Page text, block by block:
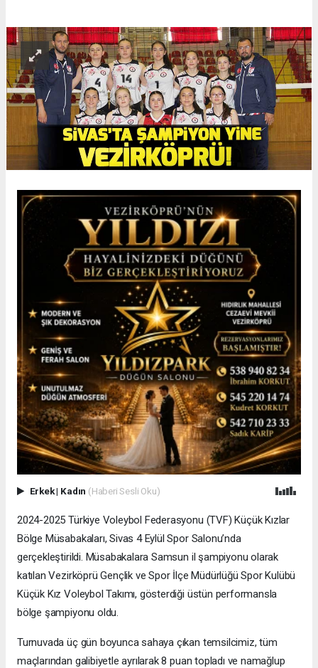
Erkek| Kadın (Haberi Sesli Oku)
2024-2025 Türkiye Voleybol Federasyonu (TVF) Küçük Kızlar
Bölge Müsabakaları, Sivas 4 Eylül Spor Salonu’nda
gerçekleştirildi. Müsabakalara Samsun il şampiyonu olarak
katılan Vezirköprü Gençlik ve Spor İlçe Müdürlüğü Spor Kulübü
Küçük Kız Voleybol Takımı, gösterdiği üstün performansla
bölge şampiyonu oldu.
Turnuvada üç gün boyunca sahaya çıkan temsilcimiz, tüm
maçlarından galibiyetle ayrılarak 8 puan topladı ve namağlup